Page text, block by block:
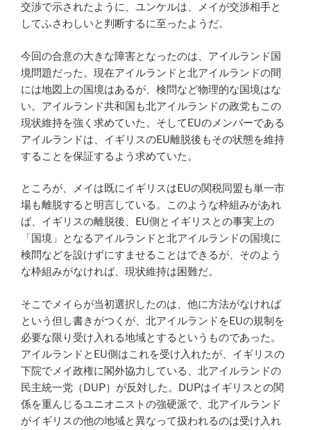
交渉で示されたように、ユンケルは、メイが交渉相手と
してふさわしいと判断するに至ったようだ。
今回の合意の大きな障害となったのは、アイルランド国
境問題だった。現在アイルランドと北アイルランドの間
には地図上の国境はあるが、検問など物理的な国境はな
い。アイルランド共和国も北アイルランドの政党もこの
現状維持を強く求めていた。そしてEUのメンバーである
アイルランドは、イギリスのEU離脱後もその状態を維持
することを保証するよう求めていた。
ところが、メイは既にイギリスはEUの関税同盟も単一市
場も離脱すると明言している。このような枠組みがあれ
ば、イギリスの離脱後、EU側とイギリスとの事実上の
「国境」となるアイルランドと北アイルランドの国境に
検問などを設けずにすませることはできるが、そのよう
な枠組みがなければ、現状維持は困難だ。
そこでメイらが当初選択したのは、他に方法がなければ
という但し書きがつくが、北アイルランドをEUの規制を
必要な限り受け入れる地域とするというものであった。
アイルランドとEU側はこれを受け入れたが、イギリスの
下院でメイ政権に閣外協力している、北アイルランドの
民主統一党（DUP）が反対した。DUPはイギリスとの関
係を重んじるユニオニストの強硬派で、北アイルランド
がイギリスの他の地域と異なって扱われるのは受け入れ